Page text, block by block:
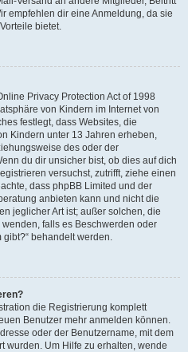
empfehlen dir eine Anmeldung, da sie
bietet.
Privacy Protection Act of 1998
von Kindern im Internet von
festlegt, dass Websites, die
Kindern unter 13 Jahren erheben,
des oder der
du dir unsicher bist, ob dies auf dich
versuchst, zutrifft, ziehe einen
dass phpBB Limited und der
anbieten kann und nicht die
jeglicher Art ist; außer solchen, die
falls es Beschwerden oder
behandelt werden.
die Registrierung komplett
Benutzer mehr anmelden können.
oder der Benutzername, mit dem
wurden. Um Hilfe zu erhalten, wende